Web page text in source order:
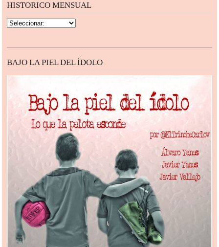
HISTORICO MENSUAL
BAJO LA PIEL DEL ÍDOLO